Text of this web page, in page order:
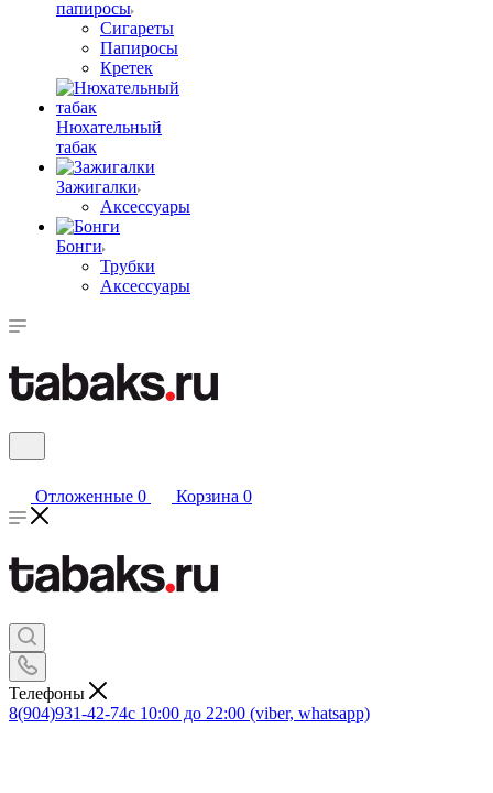
папиросы
Сигареты
Папиросы
Кретек
Нюхательный
табак
Зажигалки
Аксессуары
Бонги
Трубки
Аксессуары
Отложенные 0 Корзина 0
Телефоны
8(904)931-42-74с 10:00 до 22:00 (viber, whatsapp)